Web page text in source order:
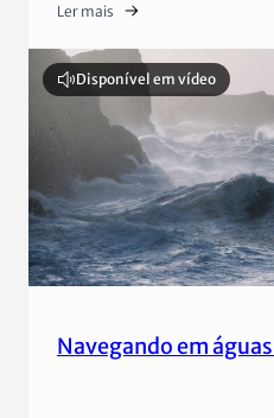
Ler mais
Disponível em vídeo
Navegando em